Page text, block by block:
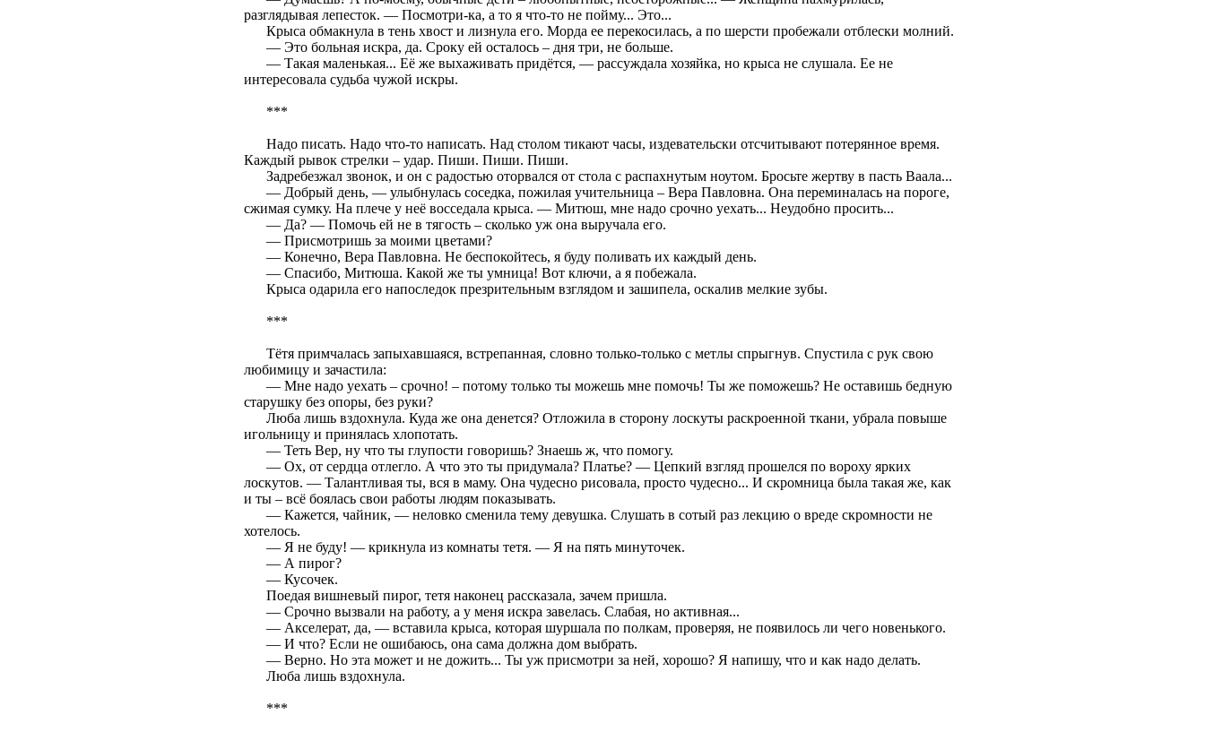
разглядывая лепесток. — Посмотри-ка, а то я что-то не пойму... Это...
Крыса обмакнула в тень хвост и лизнула его. Морда ее перекосилась, а по шерсти пробежали отблески молний.
— Это больная искра, да. Сроку ей осталось – дня три, не больше.
— Такая маленькая... Её же выхаживать придётся, — рассуждала хозяйка, но крыса не слушала. Ее не
интересовала судьба чужой искры.
***
Надо писать. Надо что-то написать. Над столом тикают часы, издевательски отсчитывают потерянное время.
Каждый рывок стрелки – удар. Пиши. Пиши. Пиши.
Задребезжал звонок, и он с радостью оторвался от стола с распахнутым ноутом. Бросьте жертву в пасть Ваала...
— Добрый день, — улыбнулась соседка, пожилая учительница – Вера Павловна. Она переминалась на пороге,
сжимая сумку. На плече у неё восседала крыса. — Митюш, мне надо срочно уехать... Неудобно просить...
— Да? — Помочь ей не в тягость – сколько уж она выручала его.
— Присмотришь за моими цветами?
— Конечно, Вера Павловна. Не беспокойтесь, я буду поливать их каждый день.
— Спасибо, Митюша. Какой же ты умница! Вот ключи, а я побежала.
Крыса одарила его напоследок презрительным взглядом и зашипела, оскалив мелкие зубы.
***
Тётя примчалась запыхавшаяся, встрепанная, словно только-только с метлы спрыгнув. Спустила с рук свою
любимицу и зачастила:
— Мне надо уехать – срочно! – потому только ты можешь мне помочь! Ты же поможешь? Не оставишь бедную
старушку без опоры, без руки?
Люба лишь вздохнула. Куда же она денется? Отложила в сторону лоскуты раскроенной ткани, убрала повыше
игольницу и принялась хлопотать.
— Теть Вер, ну что ты глупости говоришь? Знаешь ж, что помогу.
— Ох, от сердца отлегло. А что это ты придумала? Платье? — Цепкий взгляд прошелся по вороху ярких
лоскутов. — Талантливая ты, вся в маму. Она чудесно рисовала, просто чудесно... И скромница была такая же, как
и ты – всё боялась свои работы людям показывать.
— Кажется, чайник, — неловко сменила тему девушка. Слушать в сотый раз лекцию о вреде скромности не
хотелось.
— Я не буду! — крикнула из комнаты тетя. — Я на пять минуточек.
— А пирог?
— Кусочек.
Поедая вишневый пирог, тетя наконец рассказала, зачем пришла.
— Срочно вызвали на работу, а у меня искра завелась. Слабая, но активная...
— Акселерат, да, — вставила крыса, которая шуршала по полкам, проверяя, не появилось ли чего новенького.
— И что? Если не ошибаюсь, она сама должна дом выбрать.
— Верно. Но эта может и не дожить... Ты уж присмотри за ней, хорошо? Я напишу, что и как надо делать.
Люба лишь вздохнула.
***